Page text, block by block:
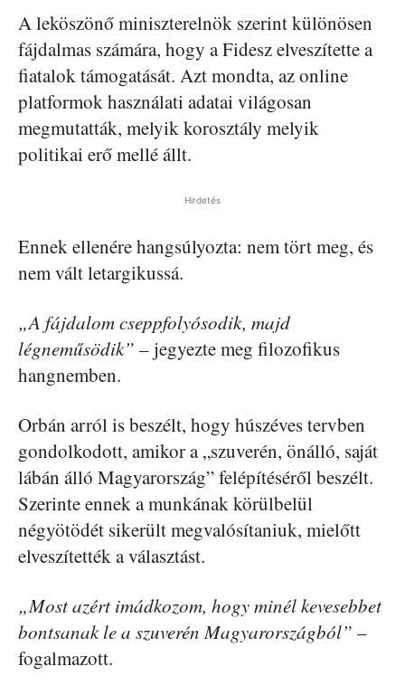
A leköszönő miniszterelnök szerint különösen
fájdalmas számára, hogy a Fidesz elveszítette a
fiatalok támogatását. Azt mondta, az online
platformok használati adatai világosan
megmutatták, melyik korosztály melyik
politikai erő mellé állt.
Hirdetés
Ennek ellenére hangsúlyozta: nem tört meg, és
nem vált letargikussá.
„A fájdalom cseppfolyósodik, majd
légneműsödik” – jegyezte meg filozofikus
hangnemben.
Orbán arról is beszélt, hogy húszéves tervben
gondolkodott, amikor a „szuverén, önálló, saját
lábán álló Magyarország” felépítéséről beszélt.
Szerinte ennek a munkának körülbelül
négyötödét sikerült megvalósítaniuk, mielőtt
elveszítették a választást.
„Most azért imádkozom, hogy minél kevesebbet
bontsanak le a szuverén Magyarországból” –
fogalmazott.